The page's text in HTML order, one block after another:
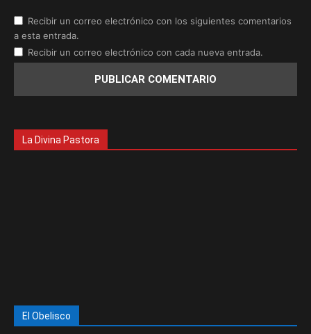
Recibir un correo electrónico con los siguientes comentarios
a esta entrada.
Recibir un correo electrónico con cada nueva entrada.
La Divina Pastora
El Obelisco